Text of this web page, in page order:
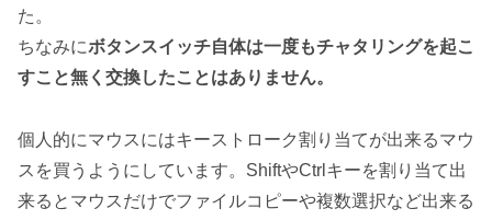
た。
ちなみにボタンスイッチ自体は一度もチャタリングを起こ
すこと無く交換したことはありません。
個人的にマウスにはキーストローク割り当てが出来るマウ
スを買うようにしています。ShiftやCtrlキーを割り当て出
来るとマウスだけでファイルコピーや複数選択など出来る